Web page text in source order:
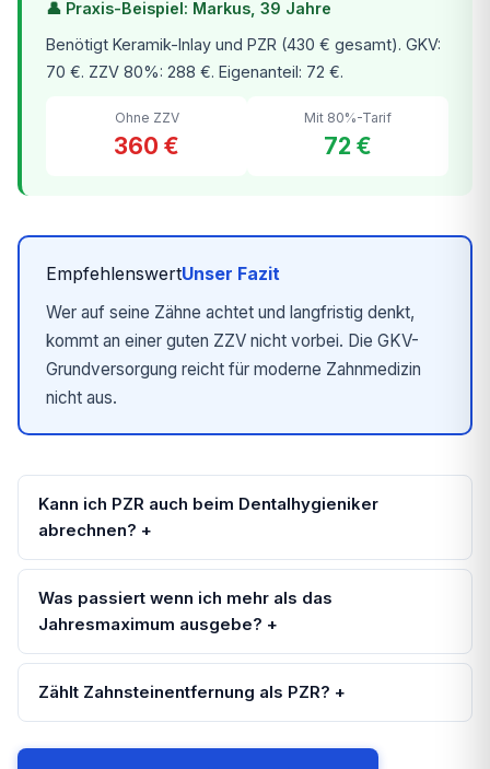
👤 Praxis-Beispiel: Markus, 39 Jahre
Benötigt Keramik-Inlay und PZR (430 € gesamt). GKV:
70 €. ZZV 80%: 288 €. Eigenanteil: 72 €.
Ohne ZZV
360 €
Mit 80%-Tarif
72 €
EmpfehlenswertUnser Fazit
Wer auf seine Zähne achtet und langfristig denkt,
kommt an einer guten ZZV nicht vorbei. Die GKV-
Grundversorgung reicht für moderne Zahnmedizin
nicht aus.
Kann ich PZR auch beim Dentalhygieniker
abrechnen? +
Was passiert wenn ich mehr als das
Jahresmaximum ausgebe? +
Zählt Zahnsteinentfernung als PZR? +